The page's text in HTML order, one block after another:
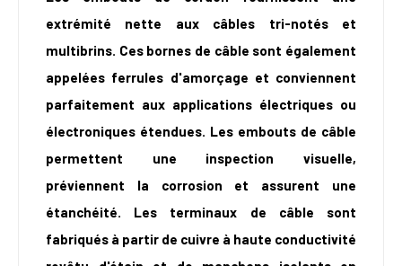
extrémité nette aux câbles tri-notés et
multibrins. Ces bornes de câble sont également
appelées ferrules d'amorçage et conviennent
parfaitement aux applications électriques ou
électroniques étendues. Les embouts de câble
permettent une inspection visuelle,
préviennent la corrosion et assurent une
étanchéité. Les terminaux de câble sont
fabriqués à partir de cuivre à haute conductivité